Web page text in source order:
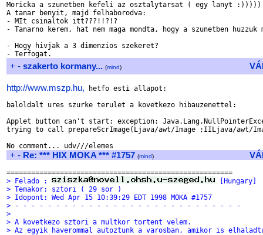
Moricka a szunetben kefeli az osztalytarsat ( egy lanyt
A tanar benyit, majd felhaborodva:
- MIt csinaltok itt???!!?!?
- Tanarno kerem, hat nem maga mondta, hogy a szunetben huzzuk
- Hogy hivjak a 3 dimenzios szekeret?
+ - szakerto kormany... (mind)
http://www.mszp.hu, hetfo esti allapot:
baloldalt ures szurke terulet a kovetkezo hibauzenettel:
Applet button can't start: exception:
trying to call prepareScrImage(Ljava/awt/Image ;IILjava/awt/
+ - Re: *** HIX MOKA *** #1757 (mind)
> Felado :
[Hungary]
> Temakor: sztori ( 29 sor )
> Idopont: Wed Apr 15 10:39:29 EDT 1998 MOKA #1757
> - - - - - - - - - - - - - - - - - - - - - - - - - - - -
>
> A kovetkezo sztori a multkor tortent velem.
> Az egyik haverommal autoztunk a varosban, amikor is